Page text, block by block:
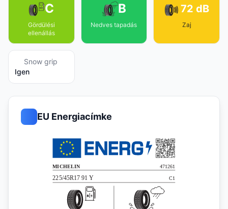
C
Gördülési
ellenállás
B
Nedves tapadás
72 dB
Zaj
Snow grip
Igen
EU Energiacímke